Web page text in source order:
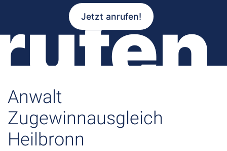
Jetzt anrufen!
Anwalt
Zugewinnausgleich
Heilbronn